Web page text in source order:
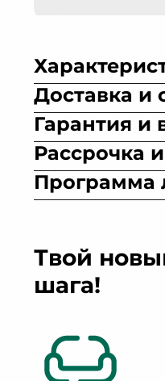
Велюрзамша
Доставка и
Гарантия и
Рассрочка
Программа
Твой
шага!